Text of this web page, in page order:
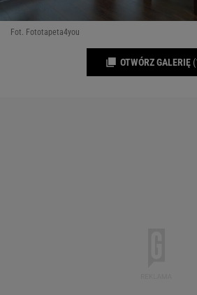
Fot. Fototapeta4you
OTWÓRZ GALERIĘ